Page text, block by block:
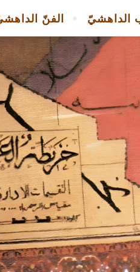
الفنّ الداهشيّ